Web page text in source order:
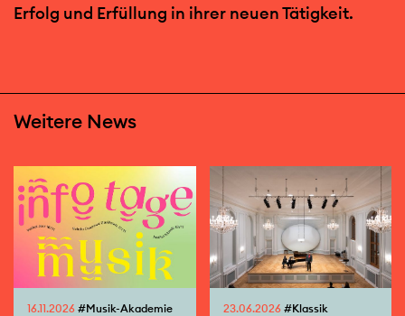
Erfolg und Erfüllung in ihrer neuen Tätigkeit.
Weitere News
16.11.2026 #Musik-Akademie 23.06.2026#Klassik